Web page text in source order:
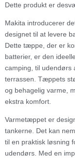
Dette produkt er
Makita introducerer
designet til at levere
Dette tæppe, der er
batterier, er den
camping, til udendørs
terrassen. Tæppets
og behagelig varme,
ekstra komfort.
Varmetæppet er
tankerne. Det kan
til en praktisk løsning
udendørs. Med en